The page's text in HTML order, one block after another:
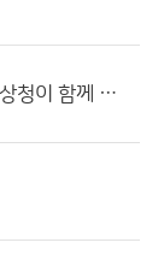
안전한 나라! 안심하는 국민!! 기상청이 함께 합니다!!!